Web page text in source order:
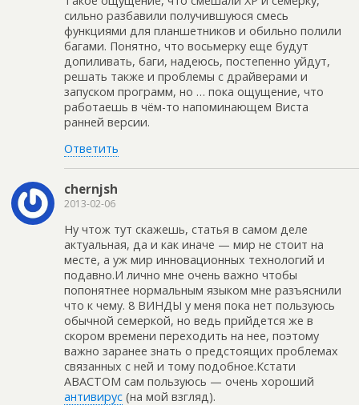
сильно разбавили получившуюся смесь
функциями для планшетников и обильно полили
багами. Понятно, что восьмерку еще будут
допиливать, баги, надеюсь, постепенно уйдут,
решать также и проблемы с драйверами и
запуском программ, но … пока ощущение, что
работаешь в чём-то напоминающем Виста
ранней версии.
Ответить
chernjsh
2013-02-06
Ну чтож тут скажешь, статья в самом деле
актуальная, да и как иначе — мир не стоит на
месте, а уж мир инновационных технологий и
подавно.И лично мне очень важно чтобы
попонятнее нормальным языком мне разъяснили
что к чему. 8 ВИНДЫ у меня пока нет пользуюсь
обычной семеркой, но ведь прийдется же в
скором времени переходить на нее, поэтому
важно заранее знать о предстоящих проблемах
связанных с ней и тому подобное.Кстати
АВАСТОМ сам пользуюсь — очень хороший
антивирус (на мой взгляд).